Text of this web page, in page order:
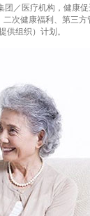
／医疗机构，健康
次健康福利、第三
组织）计划。